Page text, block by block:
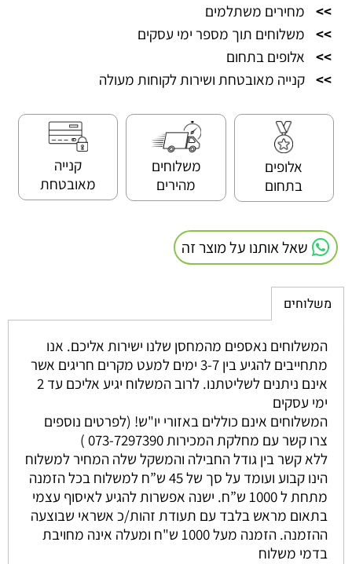
>>
מחירים משתלמים
>>
משלוחים תוך מספר ימי עסקים
>>
אלופים בתחום
>> קנייה מאובטחת ושירות לקוחות מעולה
אלופים
בתחום
משלוחים
מהירים
קנייה
מאובטחת
שאל אותנו על מוצר זה
משלוחים
המשלוחים נאספים מהמחסן שלנו ישירות אליכם. אנו
מתחייבים להגיע בין 3-7 ימים למעט מקרים חריגים אשר
אינם ניתנים לשליטתנו. לרוב המשלוח יגיע אליכם עד 2
ימי עסקים
המשלוחים אינם כוללים באזורי יו"ש! (לפרטים נוספים
צרו קשר עם מחלקת המכירות 073-7297390 )
ללא קשר בין גודל החבילה והמשקל שלה המחיר למשלוח
הינו קבוע ועומד על סך של 45 ש”ח למשלוח בכל הזמנה
מתחת ל 1000 ש”ח. ישנה אפשרות להגיע לאיסוף עצמי
בתאום מראש בלבד עם תעודת זהות/כ אשראי שבוצעה
ההזמנה. הזמנה מעל 1000 ש"ח ומעלה אינה מחויבת
בדמי משלוח